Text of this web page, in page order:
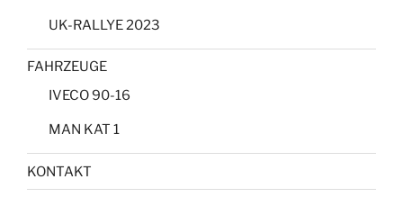
UK-RALLYE 2023
FAHRZEUGE
IVECO 90-16
MAN KAT 1
KONTAKT